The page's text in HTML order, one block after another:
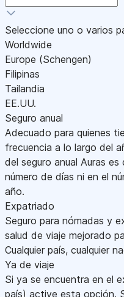
Seleccione uno o varios
Worldwide
Europe (Schengen)
Filipinas
Tailandia
EE.UU.
Seguro anual
Adecuado para quienes
frecuencia a lo largo del
del seguro anual Auras
número de días ni en el
año.
Expatriado
Seguro para nómadas y
salud de viaje mejorado
Cualquier país, cualquier
Ya de viaje
Si ya se encuentra en el
país) active esta opción.